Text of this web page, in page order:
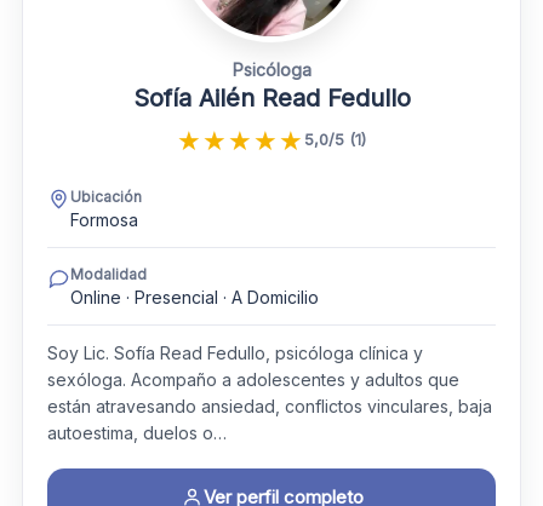
Psicóloga
Sofía Ailén Read Fedullo
★★★★★ 5,0/5 (1)
Ubicación
Formosa
Modalidad
Online · Presencial · A Domicilio
Soy Lic. Sofía Read Fedullo, psicóloga clínica y
sexóloga. Acompaño a adolescentes y adultos que
están atravesando ansiedad, conflictos vinculares, baja
autoestima, duelos o…
Ver perfil completo